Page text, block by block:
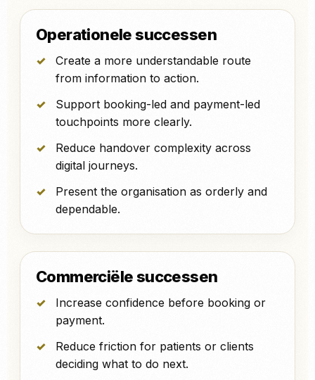
Operationele successen
Create a more understandable route
from information to action.
Support booking-led and payment-led
touchpoints more clearly.
Reduce handover complexity across
digital journeys.
Present the organisation as orderly and
dependable.
Commerciële successen
Increase confidence before booking or
payment.
Reduce friction for patients or clients
deciding what to do next.